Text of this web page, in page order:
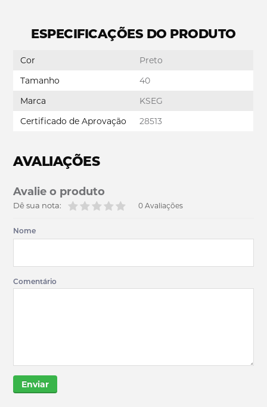
ESPECIFICAÇÕES DO PRODUTO
Cor
Preto
Tamanho
40
Marca
KSEG
Certificado de Aprovação
28513
AVALIAÇÕES
Avalie o produto
0 Avaliações
Dê sua nota:
Nome
Comentário
Enviar